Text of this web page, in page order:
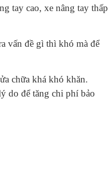
tay cao, xe nâng tay thấp
vấn đề gì thì khó mà để
chữa khá khó khăn.
do để tăng chi phí bảo